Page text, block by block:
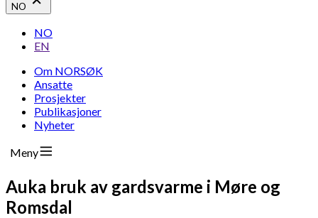
NO
NO
EN
Om NORSØK
Ansatte
Prosjekter
Publikasjoner
Nyheter
Meny
Auka bruk av gardsvarme i Møre og
Romsdal